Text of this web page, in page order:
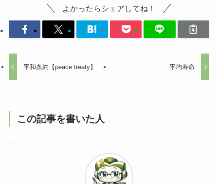
よかったらシェアしてね！
平和条約【peace treaty】 平均寿命
この記事を書いた人